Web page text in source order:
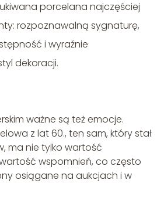
porcelana najczęściej
rozpoznawalną sygnaturę,
i wyraźnie
dekoracji.
ważne są też emocje.
z lat 60., ten sam, który stał
ma nie tylko wartość
wspomnień, co często
osiągane na aukcjach i w